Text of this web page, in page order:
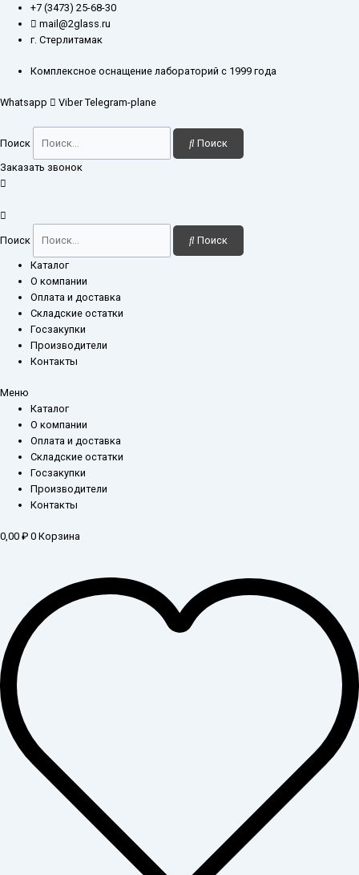
Перейти
содержимому
+7 (3473) 25-68-30
mail@2glass.ru
г. Стерлитамак
Комплексное оснащение лабораторий с 1999 года
Whatsapp Viber Telegram-plane
Поиск Поиск
Заказать звонок
Поиск Поиск
Каталог
О компании
Оплата и доставка
Складские остатки
Госзакупки
Производители
Контакты
Меню
Каталог
О компании
Оплата и доставка
Складские остатки
Госзакупки
Производители
Контакты
0,00 ₽ 0 Корзина
Количество
товара
Воронка
185